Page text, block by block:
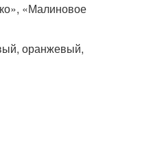
«Малиновое
оранжевый,